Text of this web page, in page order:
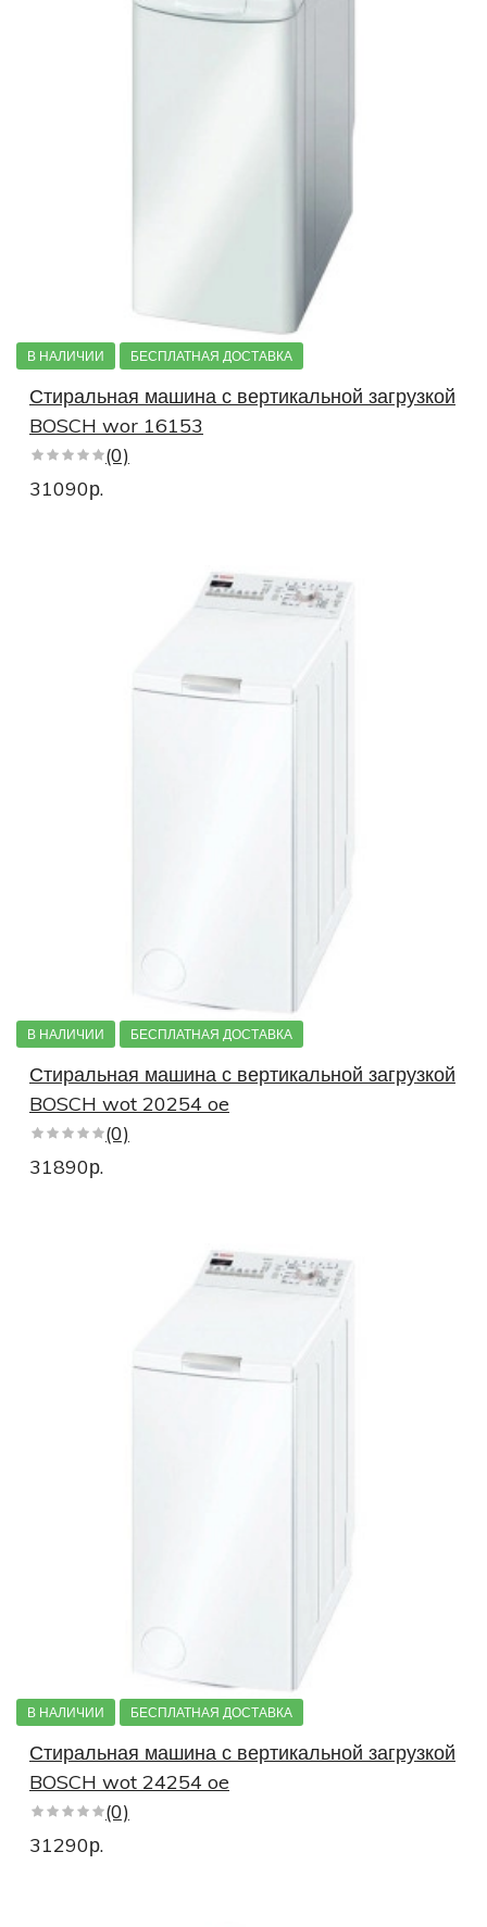
В НАЛИЧИИ БЕСПЛАТНАЯ ДОСТАВКА
Стиральная машина с вертикальной загрузкой
BOSCH wor 16153
(0)
31090р.
В НАЛИЧИИ БЕСПЛАТНАЯ ДОСТАВКА
Стиральная машина с вертикальной загрузкой
BOSCH wot 20254 oe
(0)
31890р.
В НАЛИЧИИ БЕСПЛАТНАЯ ДОСТАВКА
Стиральная машина с вертикальной загрузкой
BOSCH wot 24254 oe
(0)
31290р.